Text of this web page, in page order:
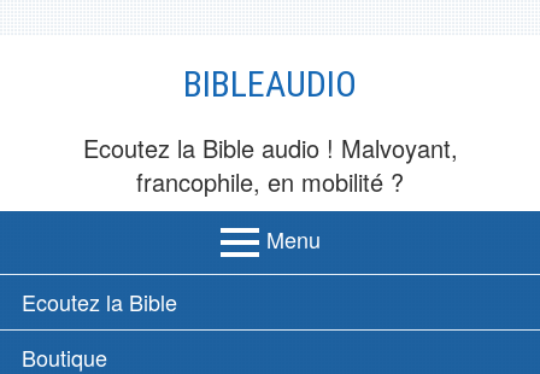
BIBLEAUDIO
Ecoutez la Bible audio ! Malvoyant,
francophile, en mobilité ?
Menu
MENU
PRINCIPAL
Ecoutez la Bible
Boutique